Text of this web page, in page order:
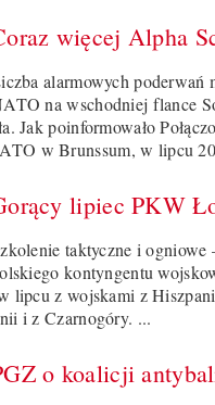
więcej Alpha
alarmowych poderwań
na wschodniej flance
Jak poinformowało
w Brunssum, w lipcu
lipiec PKW
taktyczne i ogniowe
kontyngentu
lipcu z wojskami z
i z Czarnogóry. ...
o koalicji